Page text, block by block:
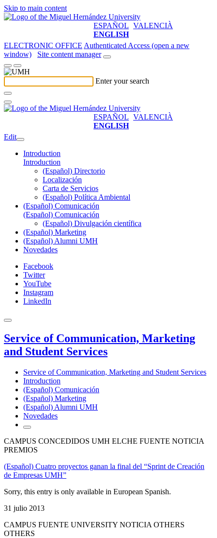
Skip to main content
ESPAÑOL VALENCIÀ
ENGLISH
ELECTRONIC OFFICE Authenticated Access (open a new
window)
Site content manager
Enter your search
ESPAÑOL VALENCIÀ
ENGLISH
Edit
Introduction
Introduction
(Español) Directorio
Localización
Carta de Servicios
(Español) Política Ambiental
(Español) Comunicación
(Español) Comunicación
(Español) Divulgación científica
(Español) Marketing
(Español) Alumni UMH
Novedades
Facebook
Twitter
YouTube
Instagram
LinkedIn
Service of Communication, Marketing
and Student Services
Service of Communication, Marketing and Student Services
Introduction
(Español) Comunicación
(Español) Marketing
(Español) Alumni UMH
Novedades
CAMPUS CONCEDIDOS UMH ELCHE FUENTE NOTICIA
PREMIOS
(Español) Cuatro proyectos ganan la final del “Sprint de Creación
de Empresas UMH”
Sorry, this entry is only available in European Spanish.
31 julio 2013
CAMPUS FUENTE UNIVERSITY NOTICIA OTHERS
OTHERS